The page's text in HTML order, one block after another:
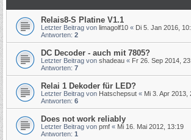
Relais8-S Platine V1.1
Letzter Beitrag von limagolf10 « Di 5. Jan 2016,
Antworten: 2
DC Decoder - auch mit 7805?
Letzter Beitrag von shadeau « Fr 26. Sep 2014,
Antworten: 7
Relai 1 Dekoder für LED?
Letzter Beitrag von Hatschepsut « Mi 3. Apr 2013,
Antworten: 6
Does not work reliably
Letzter Beitrag von pmf « Mi 16. Mai 2012, 13:19
Antworten: 1